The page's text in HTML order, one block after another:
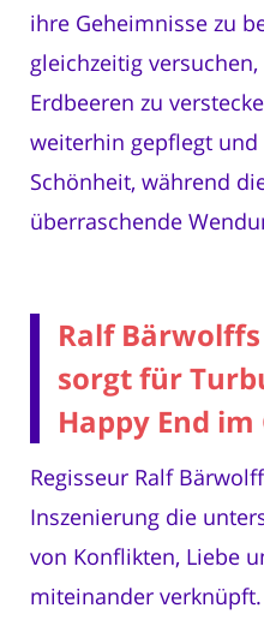
ihre Geheimnisse zu
gleichzeitig
Erdbeeren zu
weiterhin gepflegt
Schönheit, während
überraschende
Ralf
sorgt für
Happy End
Regisseur Ralf
Inszenierung die
von Konflikten, Liebe
miteinander